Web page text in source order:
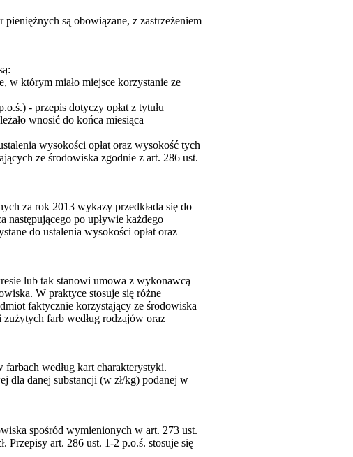
są obowiązane, z zastrzeżeniem
w którym miało miejsce korzystanie ze
- przepis dotyczy opłat z tytułu
wnosić do końca miesiąca
wysokości opłat oraz wysokość tych
ze środowiska zgodnie z art. 286 ust.
za rok 2013 wykazy przedkłada się do
następującego po upływie każdego
do ustalenia wysokości opłat oraz
lub tak stanowi umowa z wykonawcą
W praktyce stosuje się różne
faktycznie korzystający ze środowiska –
farb według rodzajów oraz
według kart charakterystyki.
dla danej substancji (w zł/kg) podanej w
spośród wymienionych w art. 273 ust.
Przepisy art. 286 ust. 1-2 p.o.ś. stosuje się